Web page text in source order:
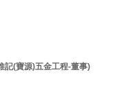
記(寶源)五金工程-董事)